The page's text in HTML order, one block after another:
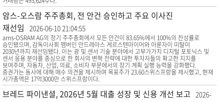
암스-오스람 주주총회, 전 안건 승인하고 주요 이사진
재선임
2026-06-10 21:04:55
ams-OSRAM AG의 정기 주주총회에서 모든 안건이 83.65%에서 100%의 찬성률로
승인됐으며, 감독이사회 멤버인 안드레아스 게르스텐마이어와 아룬자이 미탈이
2030년까지 재선임됐다. 이는 광 및 센서 기술 분야에서 고부가가치 디지털 포토닉스 및
센서 응용 분야를 중심으로 한 회사의 변혁 전략에 대한 투자자들의 확고한 지지를
보여주며, 자동차, 산업, 의료, 소비자 부문에서의 장기 계획 실행 능력을 강화했다.
증권가는 동사에 대해 매수 의견을 제시하며 목표주가 23.60스위스프랑을 제시했고, 현재
시가총액은 17억3000만 스위스프랑이다.
브레드 파이낸셜, 2026년 5월 대출 성장 및 신용 개선 보고 2026-